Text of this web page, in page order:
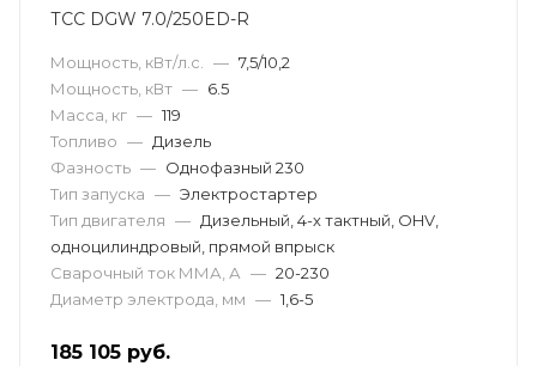
ТСС DGW 7.0/250ED-R
Мощность, кВт/л.с. — 7,5/10,2
Мощность, кВт — 6.5
Масса, кг — 119
Топливо — Дизель
Фазность — Однофазный 230
Тип запуска — Электростартер
Тип двигателя — Дизельный, 4-х тактный, OHV,
одноцилиндровый, прямой впрыск
Сварочный ток ММА, А — 20-230
Диаметр электрода, мм — 1,6-5
185 105 руб.